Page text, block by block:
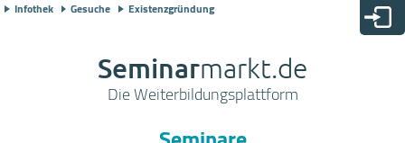
Infothek Gesuche Existenzgründung
Seminarmarkt.de
Die Weiterbildungsplattform